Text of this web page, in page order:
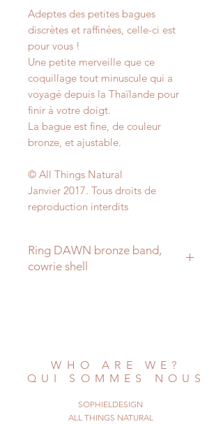
Adeptes des petites bagues
discrètes et raffinées, celle-ci est
pour vous !
Une petite merveille que ce
coquillage tout minuscule qui a
voyagé depuis la Thaïlande pour
finir à votre doigt.
La bague est fine, de couleur
bronze, et ajustable.
© All Things Natural
Janvier 2017. Tous droits de
reproduction interdits
Ring DAWN bronze band,
cowrie shell
Nature is a jewel, wear it !!
© All Things Natural
January 2017. All rights reserved
WHO ARE WE?
QUI SOMMES NOUS
SOPHIELDESIGN
ALL THINGS NATURAL